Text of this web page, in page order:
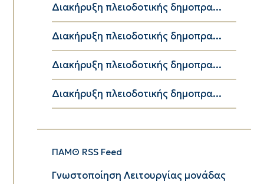
Διακήρυξη πλειοδοτικής δημοπρα...
Διακήρυξη πλειοδοτικής δημοπρα...
Διακήρυξη πλειοδοτικής δημοπρα...
Διακήρυξη πλειοδοτικής δημοπρα...
ΠΑΜΘ RSS Feed
Γνωστοποίηση Λειτουργίας μονάδας